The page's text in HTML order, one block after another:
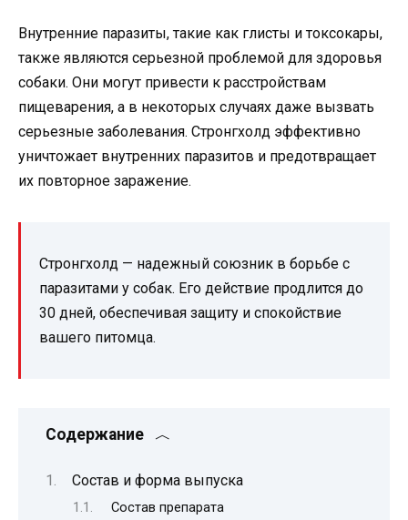
Внутренние паразиты, такие как глисты и токсокары,
также являются серьезной проблемой для здоровья
собаки. Они могут привести к расстройствам
пищеварения, а в некоторых случаях даже вызвать
серьезные заболевания. Стронгхолд эффективно
уничтожает внутренних паразитов и предотвращает
их повторное заражение.
Стронгхолд — надежный союзник в борьбе с
паразитами у собак. Его действие продлится до
30 дней, обеспечивая защиту и спокойствие
вашего питомца.
Содержание
Состав и форма выпуска
Состав препарата